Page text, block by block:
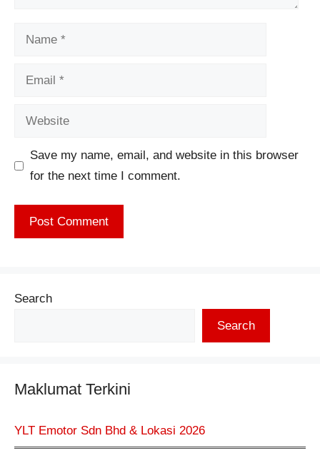
Name
Email
Website
Save my name, email, and website in this browser
for the next time I comment.
Search
Search
Maklumat Terkini
YLT Emotor Sdn Bhd & Lokasi 2026